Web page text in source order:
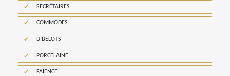
SECRÉTAIRES
COMMODES
BIBELOTS
PORCELAINE
FAÏENCE